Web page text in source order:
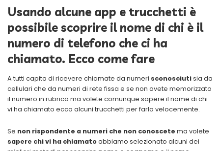
Usando alcune app e trucchetti è
possibile scoprire il nome di chi è il
numero di telefono che ci ha
chiamato. Ecco come fare
A tutti capita di ricevere chiamate da numeri sconosciutisia da
cellulari che da numeri di rete fissa e se non avete memorizzato
il numero in rubrica ma volete comunque sapere il nome di chi
vi ha chiamato ecco alcuni trucchetti per farlo velocemente.
Se non rispondente a numeri che non conoscete ma volete
sapere chi vi ha chiamatoabbiamo selezionato alcuni dei